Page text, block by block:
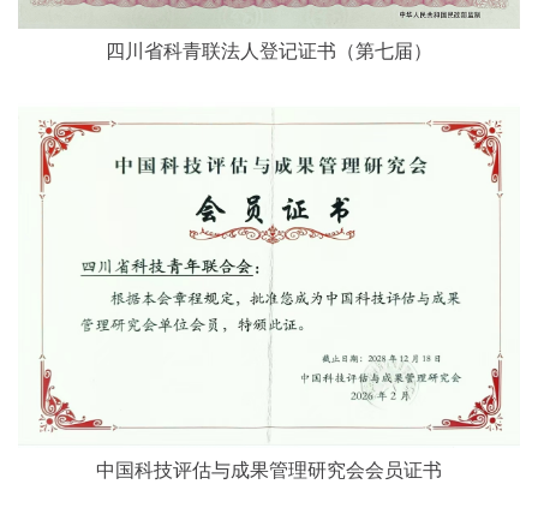
四川省科青联法人登记证书（第七届）
中国科技评估与成果管理研究会会员证书